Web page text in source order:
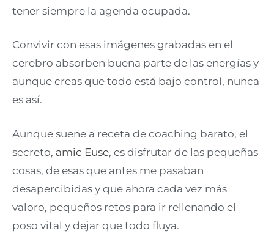
tener siempre la agenda ocupada.
Convivir con esas imágenes grabadas en el
cerebro absorben buena parte de las energías y
aunque creas que todo está bajo control, nunca
es así.
Aunque suene a receta de coaching barato, el
secreto, amic Euse, es disfrutar de las pequeñas
cosas, de esas que antes me pasaban
desapercibidas y que ahora cada vez más
valoro, pequeños retos para ir rellenando el
poso vital y dejar que todo fluya.